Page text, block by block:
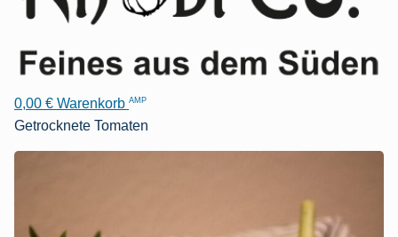
0,00 € Warenkorb AMP
Getrocknete Tomaten